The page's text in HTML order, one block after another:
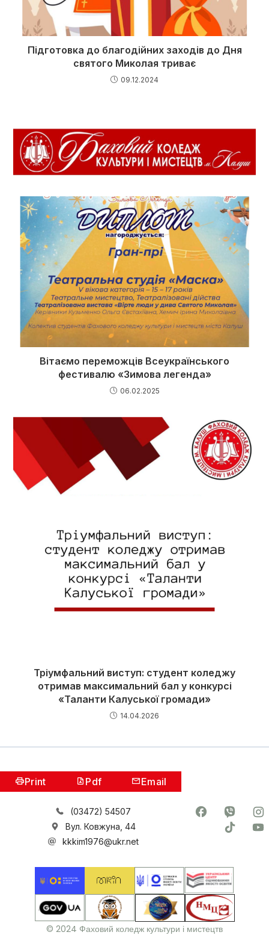
Підготовка до благодійних заходів до Дня
святого Миколая триває
09.12.2024
Вітаємо переможців Всеукраїнського
фестивалю «Зимова легенда»
06.02.2025
Тріумфальний виступ: студент коледжу
отримав максимальний бал у конкурсі
«Таланти Калуської громади»
14.04.2026
Print Pdf Email
(03472) 54507
Вул. Ковжуна, 44
kkkim1976@ukr.net
© 2024 Фаховий коледж культури і мистецтв